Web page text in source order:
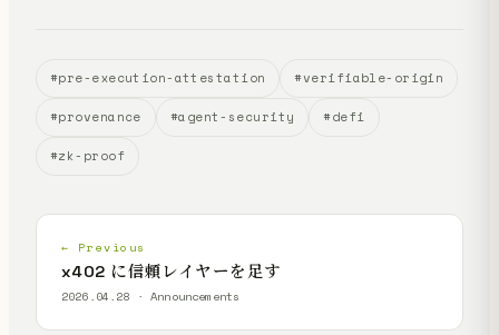
#pre-execution-attestation #verifiable-origin
#provenance #agent-security #defi
#zk-proof
← Previous
x402 に信頼レイヤーを足す
2026.04.28 · Announcements